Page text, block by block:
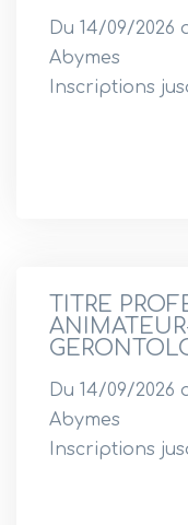
Du 14/09/2026
Abymes
Inscriptions
TITRE
Du 14/09/2026
Abymes
Inscriptions